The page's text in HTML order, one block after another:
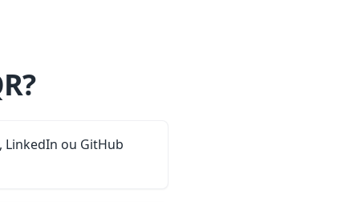
ou GitHub